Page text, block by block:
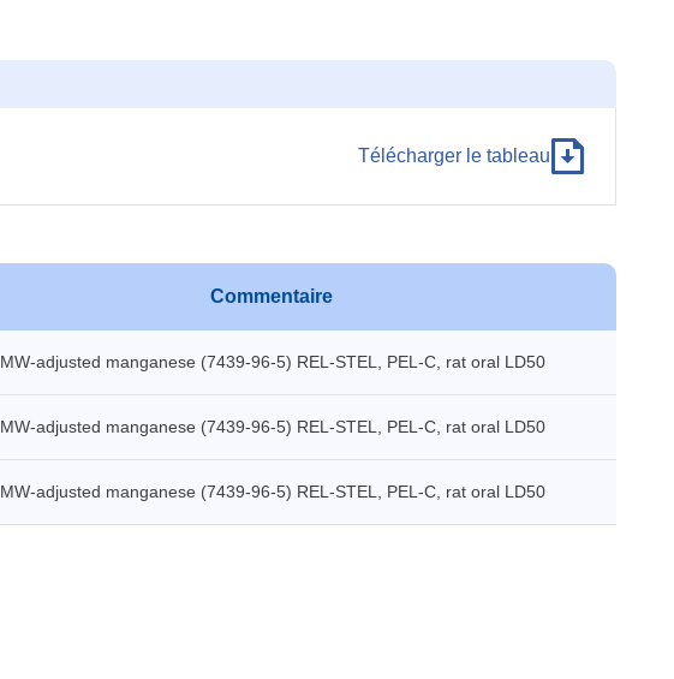
Télécharger le tableau
Commentaire
MW-adjusted manganese (7439-96-5) REL-STEL, PEL-C, rat oral LD50
MW-adjusted manganese (7439-96-5) REL-STEL, PEL-C, rat oral LD50
MW-adjusted manganese (7439-96-5) REL-STEL, PEL-C, rat oral LD50